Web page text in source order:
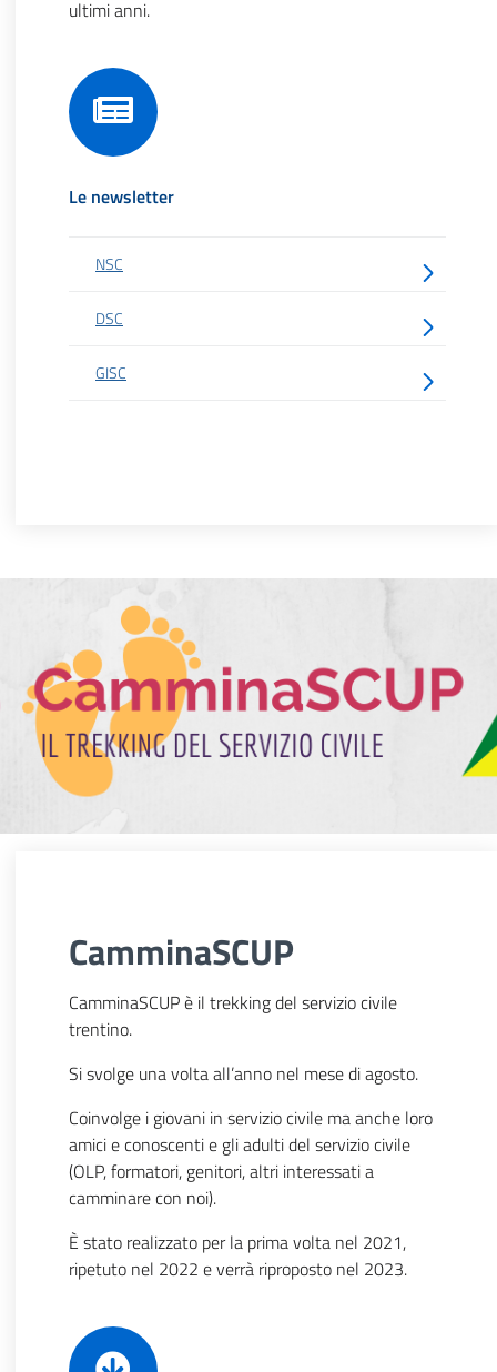
ultimi anni.
Le newsletter
NSC
DSC
GISC
CamminaSCUP
CamminaSCUP è il trekking del servizio civile
trentino.
Si svolge una volta all’anno nel mese di agosto.
Coinvolge i giovani in servizio civile ma anche loro
amici e conoscenti e gli adulti del servizio civile
(OLP, formatori, genitori, altri interessati a
camminare con noi).
È stato realizzato per la prima volta nel 2021,
ripetuto nel 2022 e verrà riproposto nel 2023.